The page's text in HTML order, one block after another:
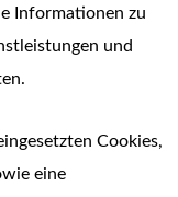
Informationen zu
und
Cookies,
eine